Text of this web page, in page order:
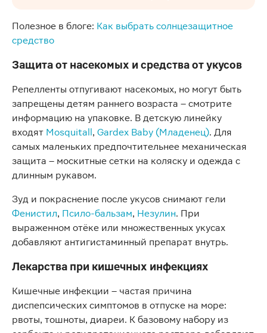
Полезное в блоге: Как выбрать солнцезащитное
средство
Защита от насекомых и средства от укусов
Репелленты отпугивают насекомых, но могут быть
запрещены детям раннего возраста – смотрите
информацию на упаковке. В детскую линейку
входят Mosquitall, Gardex Baby (Младенец). Для
самых маленьких предпочтительнее механическая
защита – москитные сетки на коляску и одежда с
длинным рукавом.
Зуд и покраснение после укусов снимают гели
Фенистил, Псило-бальзам, Незулин. При
выраженном отёке или множественных укусах
добавляют антигистаминный препарат внутрь.
Лекарства при кишечных инфекциях
Кишечные инфекции – частая причина
диспепсических симптомов в отпуске на море:
рвоты, тошноты, диареи. К базовому набору из